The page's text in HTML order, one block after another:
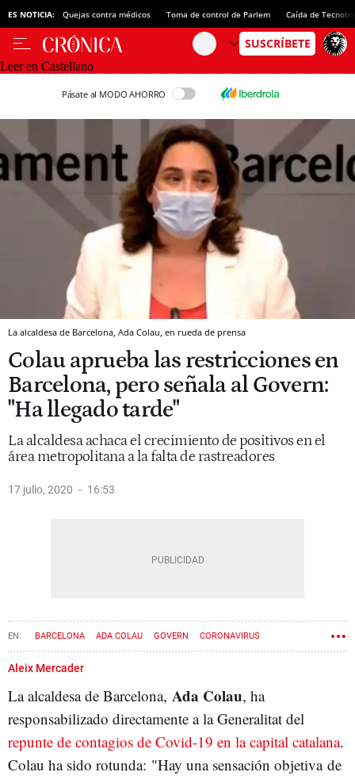
ES NOTICIA: Quejas contra médicos Toma de control de Parlem Caída de
Leer en Castellano
Pásate al MODO AHORRO
La alcaldesa de Barcelona, Ada Colau, en rueda de prensa
Colau aprueba las restricciones en
Barcelona, pero señala al Govern:
"Ha llegado tarde"
La alcaldesa achaca el crecimiento de positivos en el
área metropolitana a la falta de rastreadores
17 julio, 2020 16:53
BARCELONA ADA COLAU GOVERN CORONAVIRUS
Aleix Mercader
La alcaldesa de Barcelona, Ada Colau, ha
responsabilizado directamente a la Generalitat del
repunte de contagios de Covid-19 en la capital catalana.
Colau ha sido rotunda: "Hay una sensación objetiva de